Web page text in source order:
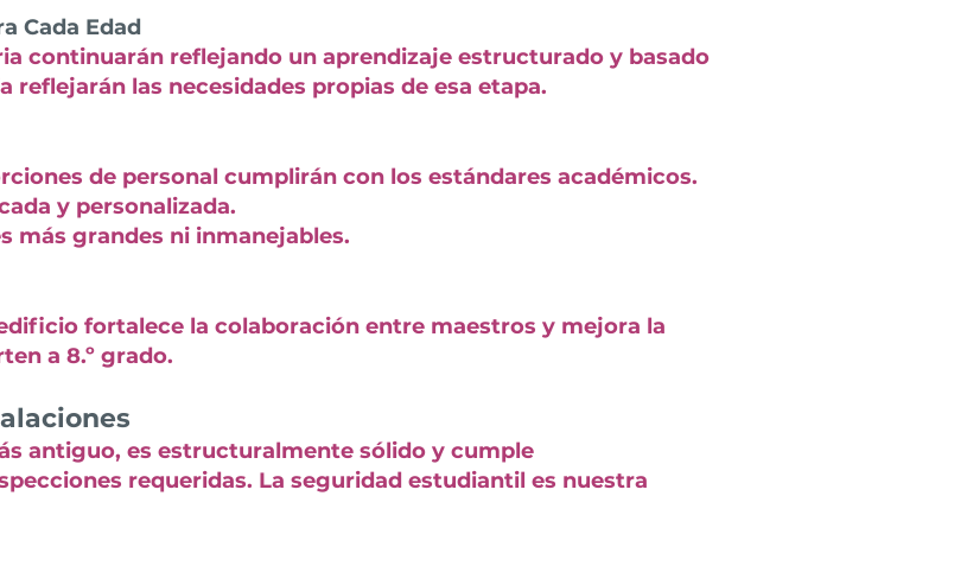
Cada Edad
continuarán reflejando un aprendizaje estructurado y basado
reflejarán las necesidades propias de esa etapa.
de personal cumplirán con los estándares académicos.
y personalizada.
más grandes ni inmanejables.
fortalece la colaboración entre maestros y mejora la
a 8.º grado.
antiguo, es estructuralmente sólido y cumple
requeridas. La seguridad estudiantil es nuestra